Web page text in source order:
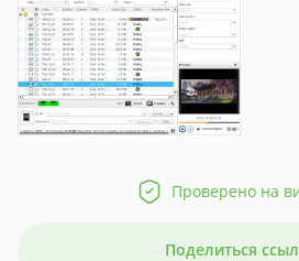
Проверено на
Поделиться